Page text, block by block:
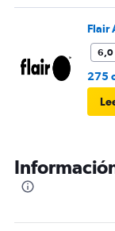
Flair
6,0
275